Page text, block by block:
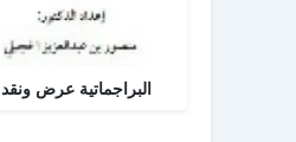
البراجماتية عرض ونقد